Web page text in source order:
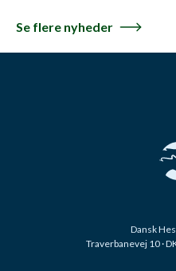
Se flere nyheder
Dansk
Traverbanevej 10 ·